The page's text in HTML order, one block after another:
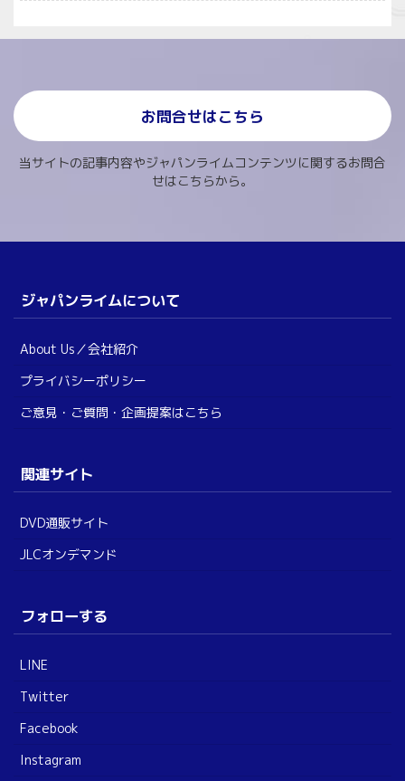
お問合せはこちら
当サイトの記事内容やジャパンライムコンテンツに関するお問合
せはこちらから。
ジャパンライムについて
About Us／会社紹介
プライバシーポリシー
ご意見・ご質問・企画提案はこちら
関連サイト
DVD通販サイト
JLCオンデマンド
フォローする
LINE
Twitter
Facebook
Instagram